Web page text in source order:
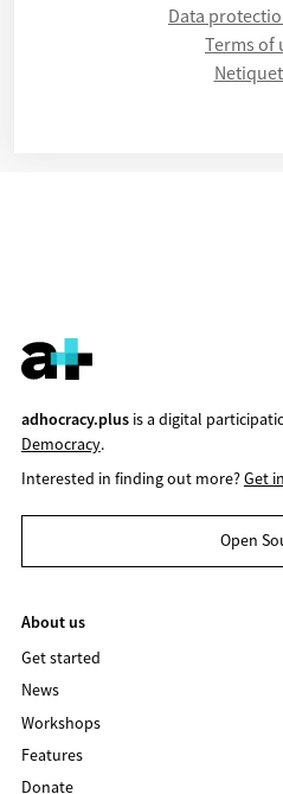
Data
Terms of
adhocracy.plusis a digital
Democracy.
Interested in finding out more?Get
Open
About us
Get started
News
Workshops
Features
Donate